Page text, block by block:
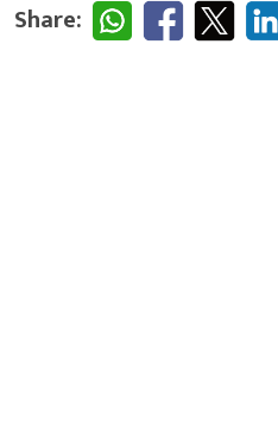
Share: